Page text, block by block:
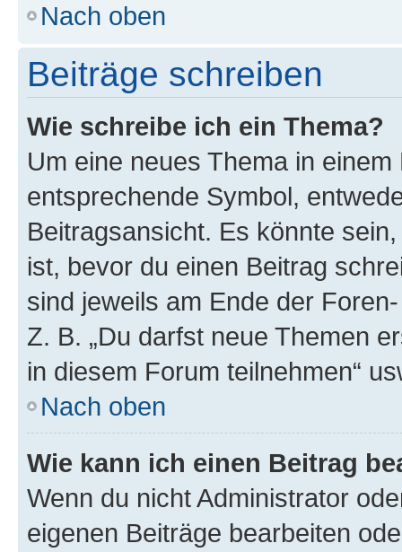
Nach oben
Beiträge schreiben
Wie schreibe ich ein Thema?
Um eine neues Thema in
entsprechende Symbol,
Beitragsansicht. Es könnte
ist, bevor du einen Beitrag
sind jeweils am Ende der
Z. B. „Du darfst neue Themen
in diesem Forum teilnehmen“
Nach oben
Wie kann ich einen Beitrag
Wenn du nicht Administrator
eigenen Beiträge bearbeiten